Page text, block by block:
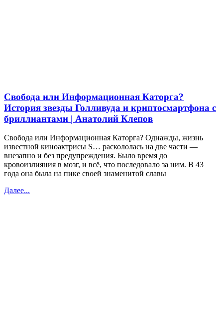
Свобода или Информационная Каторга?
История звезды Голливуда и криптосмартфона с
бриллиантами | Анатолий Клепов
Свобода или Информационная Каторга? Однажды, жизнь
известной киноактрисы S… раскололась на две части —
внезапно и без предупреждения. Было время до
кровоизлияния в мозг, и всё, что последовало за ним. В 43
года она была на пике своей знаменитой славы
Далее...